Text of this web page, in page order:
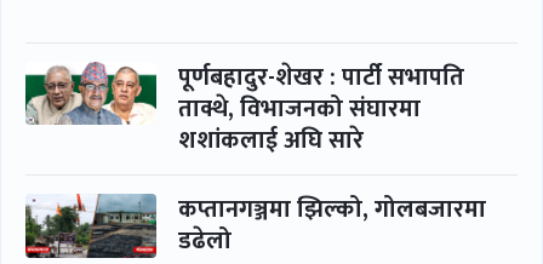
पूर्णबहादुर-शेखर : पार्टी सभापति
ताक्थे, विभाजनको संघारमा
शशांकलाई अघि सारे
कप्तानगञ्जमा झिल्को, गोलबजारमा
डढेलो